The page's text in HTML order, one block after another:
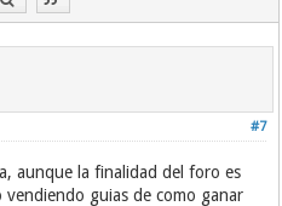
#7
aunque la finalidad del foro es
guias de como ganar